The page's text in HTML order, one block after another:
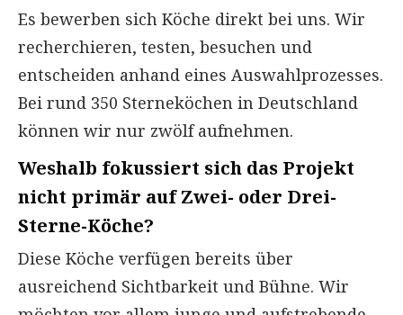
Es bewerben sich Köche direkt bei uns. Wir
recherchieren, testen, besuchen und
entscheiden anhand eines Auswahlprozesses.
Bei rund 350 Sterneköchen in Deutschland
können wir nur zwölf aufnehmen.
Weshalb fokussiert sich das Projekt
nicht primär auf Zwei- oder Drei-
Sterne-Köche?
Diese Köche verfügen bereits über
ausreichend Sichtbarkeit und Bühne. Wir